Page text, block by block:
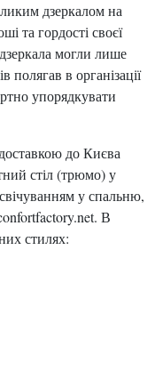
дзеркалом на
та гордості своєї
могли лише
в організації
упорядкувати
до Києва
стіл (трюмо) у
у спальню,
В
стилях: